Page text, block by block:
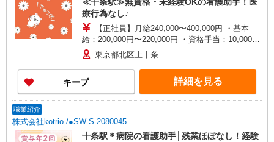
療行為なし♪
【正社員】月給240,000〜400,000円 ・基本
給：200,000円〜220,000円 ・資格手当：10,000〜
30,000円 ・役職手当：10,000〜70,000円 ・処遇改
善手当：20,000〜60,000円（勤続年数、保有資格
により変動） ・固定残業手当：20,000円（10時
間） ※固定残業時間を超過する場合には超過勤務
手当として別途支給 ・夜勤手当：10,000円/1回
歓迎 ・認知症介護基礎研修 ・初任者研修 ・実務
者研修 ・介護福祉士 など
東京都北区上十条
キープ 詳細を見る
職業紹介
株式会社kotrio /●SW-S-2080045
十条駅＊病院の看護助手│残業ほぼなし！経験